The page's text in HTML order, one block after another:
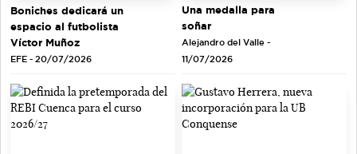
Boniches dedicará un
espacio al futbolista
Víctor Muñoz
EFE - 20/07/2026
Una medalla para
soñar
Alejandro del Valle -
11/07/2026